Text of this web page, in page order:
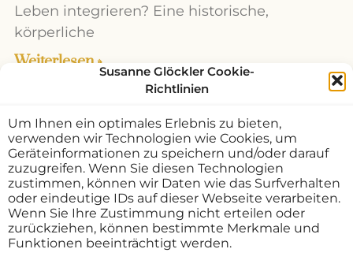
Susanne Glöckler Cookie-
Richtlinien
Um Ihnen ein optimales Erlebnis zu bieten,
verwenden wir Technologien wie Cookies, um
Geräteinformationen zu speichern und/oder darauf
zuzugreifen. Wenn Sie diesen Technologien
zustimmen, können wir Daten wie das Surfverhalten
oder eindeutige IDs auf dieser Webseite verarbeiten.
Wenn Sie Ihre Zustimmung nicht erteilen oder
zurückziehen, können bestimmte Merkmale und
Funktionen beeinträchtigt werden.
Leben integrieren? Eine historische,
körperliche
Weiterlesen »